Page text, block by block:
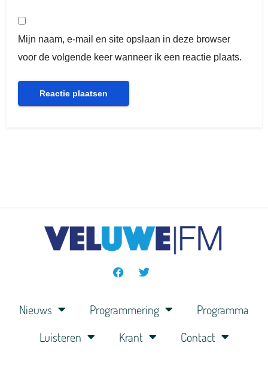
Mijn naam, e-mail en site opslaan in deze browser
voor de volgende keer wanneer ik een reactie plaats.
Nieuws Programmering
Programma
Luisteren
Krant Contact